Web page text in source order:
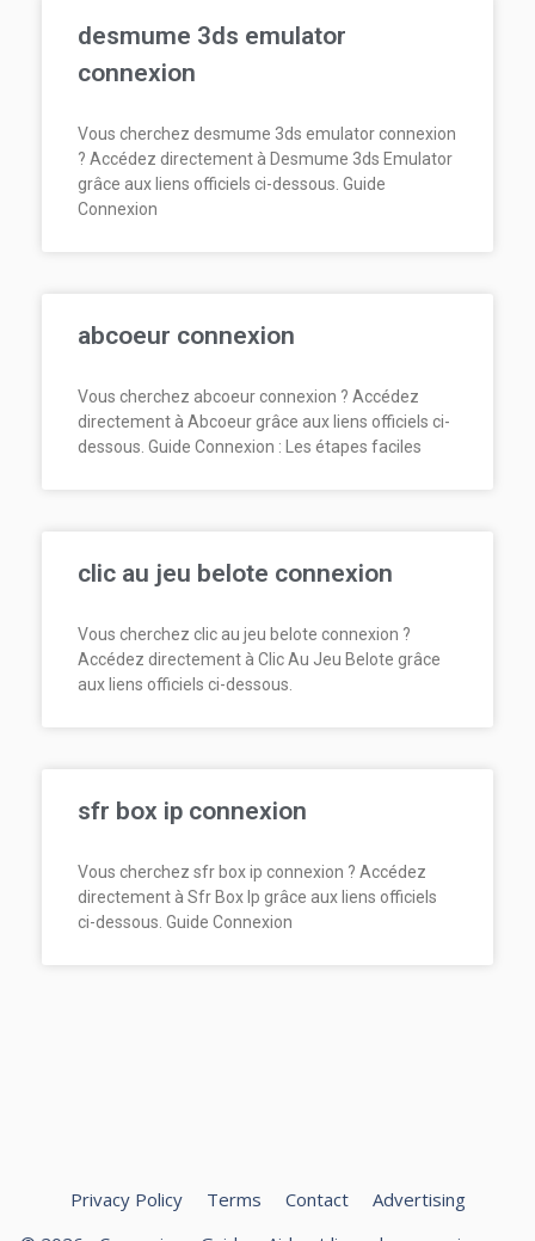
desmume 3ds emulator
connexion
Vous cherchez desmume 3ds emulator connexion
? Accédez directement à Desmume 3ds Emulator
grâce aux liens officiels ci-dessous. Guide
Connexion
abcoeur connexion
Vous cherchez abcoeur connexion ? Accédez
directement à Abcoeur grâce aux liens officiels ci-
dessous. Guide Connexion : Les étapes faciles
clic au jeu belote connexion
Vous cherchez clic au jeu belote connexion ?
Accédez directement à Clic Au Jeu Belote grâce
aux liens officiels ci-dessous.
sfr box ip connexion
Vous cherchez sfr box ip connexion ? Accédez
directement à Sfr Box Ip grâce aux liens officiels
ci-dessous. Guide Connexion
Privacy Policy Terms Contact
Advertising